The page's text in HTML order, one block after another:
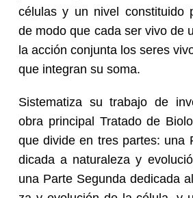
cé­lu­las y un nivel cons­ti­tui­do
de modo que cada ser vivo de
la ac­ción con­jun­ta los seres
que in­te­gran su soma.
Sis­te­ma­ti­za su tra­ba­jo de
obra prin­ci­pal Tra­ta­do de
que di­vi­de en tres par­tes: una
di­ca­da a na­tu­ra­le­za y
una Parte Se­gun­da de­di­ca­da